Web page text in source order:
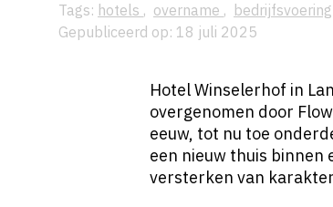
Tags: hotels , overname , bedrijfsvoering
Gepubliceerd op: 18 juli 2025
Hotel Winselerhof in
overgenomen door
eeuw, tot nu toe
een nieuw thuis binnen
versterken van